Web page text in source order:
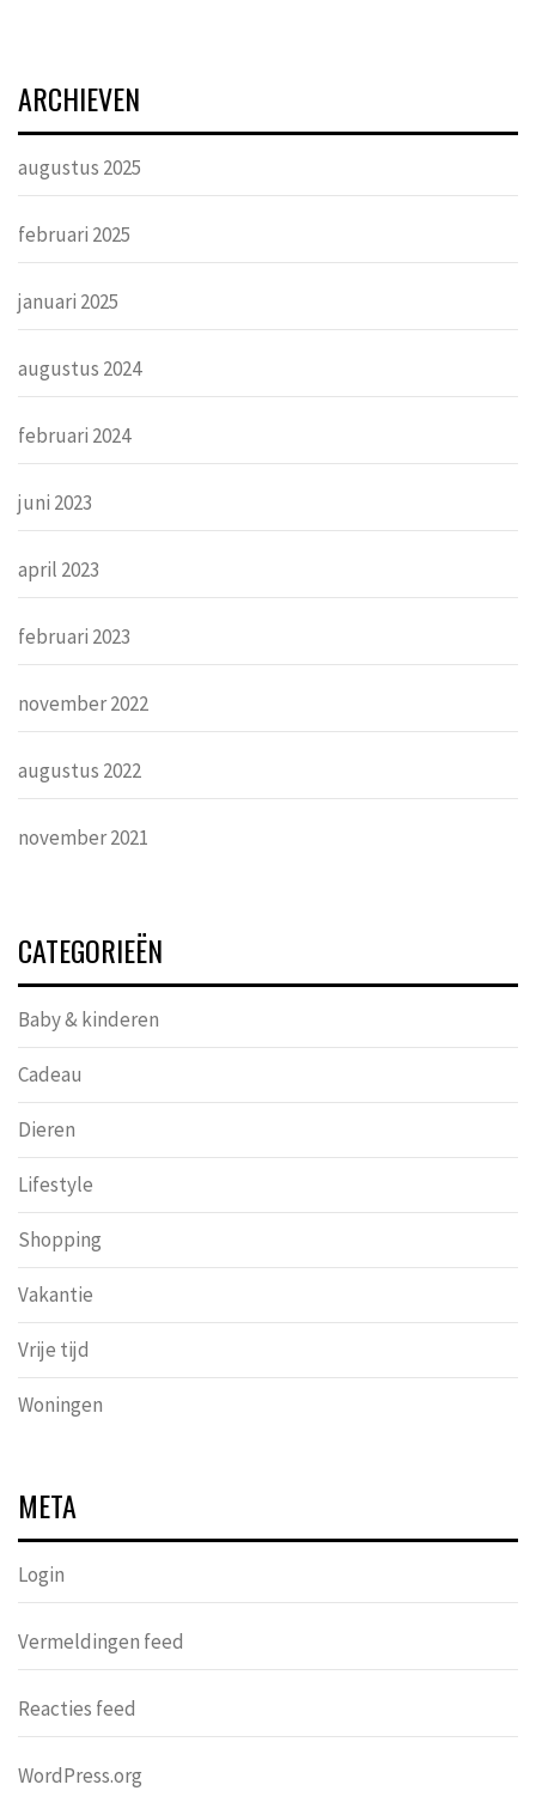
ARCHIEVEN
augustus 2025
februari 2025
januari 2025
augustus 2024
februari 2024
juni 2023
april 2023
februari 2023
november 2022
augustus 2022
november 2021
CATEGORIEËN
Baby & kinderen
Cadeau
Dieren
Lifestyle
Shopping
Vakantie
Vrije tijd
Woningen
META
Login
Vermeldingen feed
Reacties feed
WordPress.org